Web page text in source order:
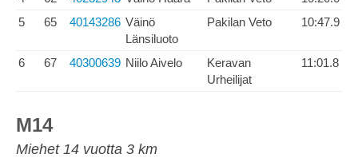
5
65 40143286 Väinö
Länsiluoto
Pakilan Veto 10:47.9
6 67 40300639 Niilo Aivelo
Keravan
Urheilijat
11:01.8
M14
Miehet 14 vuotta 3 km